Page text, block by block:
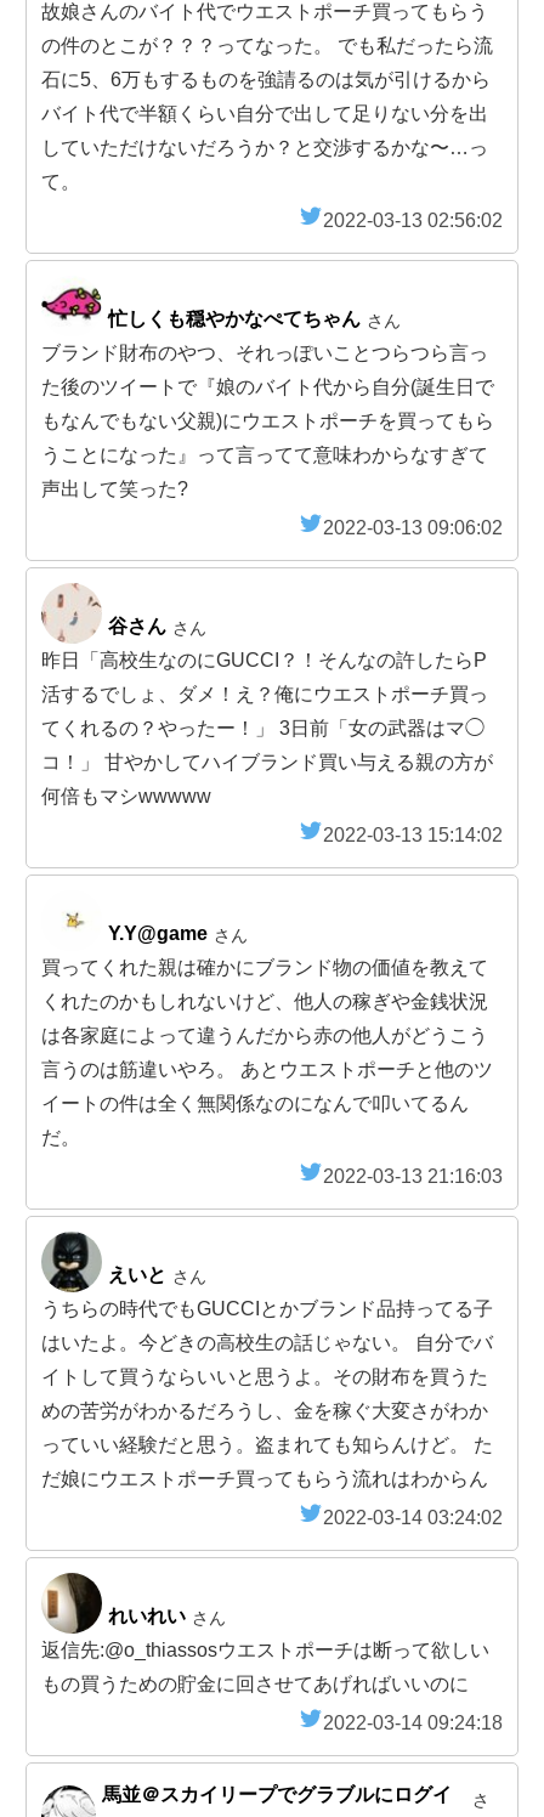
故娘さんのバイト代でウエストポーチ買ってもらう
の件のとこが？？？ってなった。 でも私だったら流
石に5、6万もするものを強請るのは気が引けるから
バイト代で半額くらい自分で出して足りない分を出
していただけないだろうか？と交渉するかな〜…っ
て。
2022-03-13 02:56:02
忙しくも穏やかなぺてちゃん さん
ブランド財布のやつ、それっぽいことつらつら言っ
た後のツイートで『娘のバイト代から自分(誕生日で
もなんでもない父親)にウエストポーチを買ってもら
うことになった』って言ってて意味わからなすぎて
声出して笑った?
2022-03-13 09:06:02
谷さん さん
昨日「高校生なのにGUCCI？！そんなの許したらP
活するでしょ、ダメ！え？俺にウエストポーチ買っ
てくれるの？やったー！」 3日前「女の武器はマ◯
コ！」 甘やかしてハイブランド買い与える親の方が
何倍もマシwwwww
2022-03-13 15:14:02
Y.Y@game さん
買ってくれた親は確かにブランド物の価値を教えて
くれたのかもしれないけど、他人の稼ぎや金銭状況
は各家庭によって違うんだから赤の他人がどうこう
言うのは筋違いやろ。 あとウエストポーチと他のツ
イートの件は全く無関係なのになんで叩いてるん
だ。
2022-03-13 21:16:03
えいと さん
うちらの時代でもGUCCIとかブランド品持ってる子
はいたよ。今どきの高校生の話じゃない。 自分でバ
イトして買うならいいと思うよ。その財布を買うた
めの苦労がわかるだろうし、金を稼ぐ大変さがわか
っていい経験だと思う。盗まれても知らんけど。 た
だ娘にウエストポーチ買ってもらう流れはわからん
2022-03-14 03:24:02
れいれい さん
返信先:@o_thiassosウエストポーチは断って欲しい
もの買うための貯金に回させてあげればいいのに
2022-03-14 09:24:18
馬並＠スカイリープでグラブルにログイ
さ